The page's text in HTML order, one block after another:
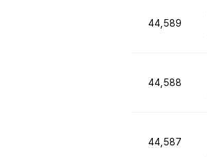
44,589
44,588
44,587